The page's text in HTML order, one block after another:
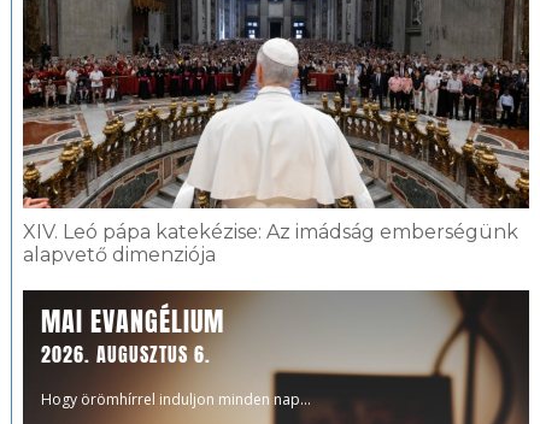
XIV. Leó pápa katekézise: Az imádság emberségünk
alapvető dimenziója
MAI EVANGÉLIUM
2026. AUGUSZTUS 6.
Hogy örömhírrel induljon minden nap...